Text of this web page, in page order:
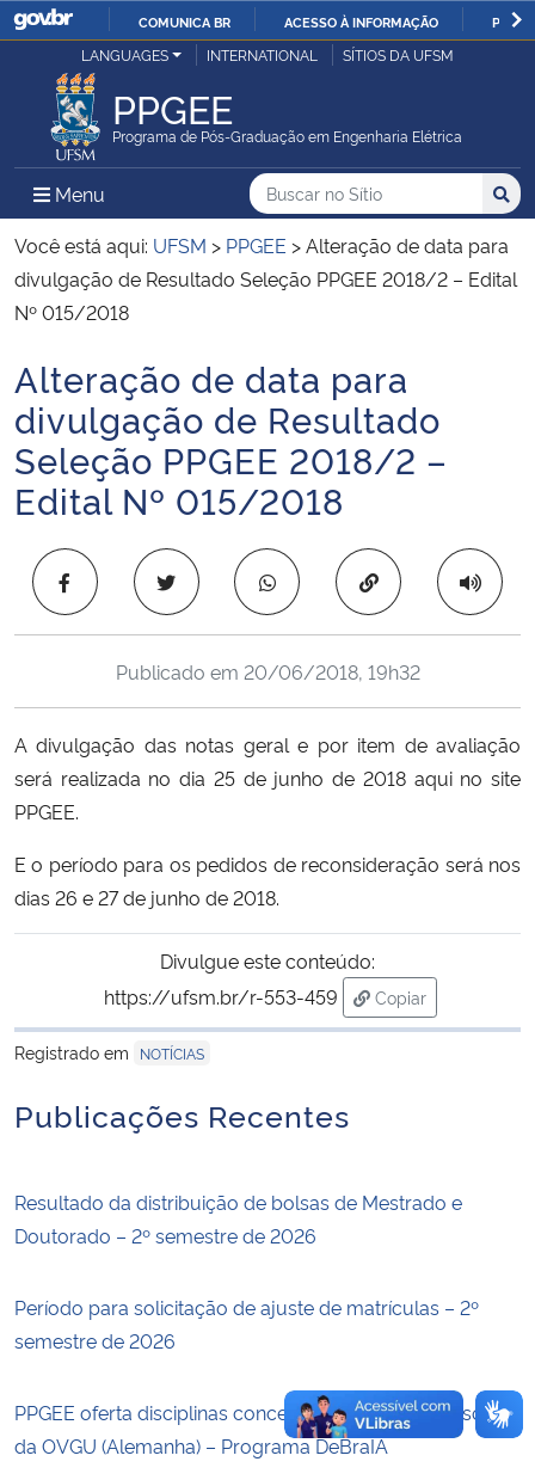
IR
COMUNICA BR ACESSO À INFORMAÇÃO
Ministério da Justiça e Segurança Pública
Ministério da Defesa
Ministério das Relações Exteriores
Ministério da Economia
Ministério da Infraestrutura
Ministério da Agricultura, Pecuária e Abastecimento
Ministério da Educação
Ministério da Cidadania
Ministério da Saúde
Ministério de Minas e Energia
Ministério da Ciência, Tecnologia, Inovações e Comunicações
Ministério do Meio Ambiente
Ministério do Turismo
Ministério do Desenvolvimento Regional
Controladoria-Geral da União
Ministério da Mulher, da Família e dos Direitos Humanos
Secretaria-Geral
Advocacia-Geral da União
Planalto
LANGUAGES INTERNATIONAL SÍTIOS DA UFSM
PPGEE
Programa de Pós-Graduação em Engenharia Elétrica
Menu Menu Principal do Sítio
Busca
Buscar no no Sítio
Busca:
Você está aqui: UFSM > PPGEE >Alteração de data para
divulgação de Resultado Seleção PPGEE 2018/2 – Edital
Nº 015/2018
Início do conteúdo
Alteração de data para
divulgação de Resultado
Seleção PPGEE 2018/2 –
Edital Nº 015/2018
Copiar para área
Publicado em 20/06/2018, 19h32
A divulgação das notas geral e por item de avaliação
será realizada no dia 25 de junho de 2018 aqui no site
PPGEE.
E o período para os pedidos de reconsideração será nos
dias 26 e 27 de junho de 2018.
Divulgue este conteúdo:
https://ufsm.br/r-553-459
Copiar
para área de
Registrado em
NOTÍCIAS
Publicações Recentes
Resultado da distribuição de bolsas de Mestrado e
Doutorado – 2º semestre de 2026
Período para solicitação de ajuste de matrículas – 2º
semestre de 2026
PPGEE oferta disciplinas concentradas com Professores
da OVGU (Alemanha) – Programa DeBraIA